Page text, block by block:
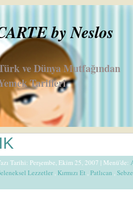
by Neslos
ve Dünya Mutfağından
Tarifleri
Tarihi: Perşembe, Ekim 25, 2007 | Menü'de:
Lezzetler, Kırmızı Et ,Patlıcan ,Sebze